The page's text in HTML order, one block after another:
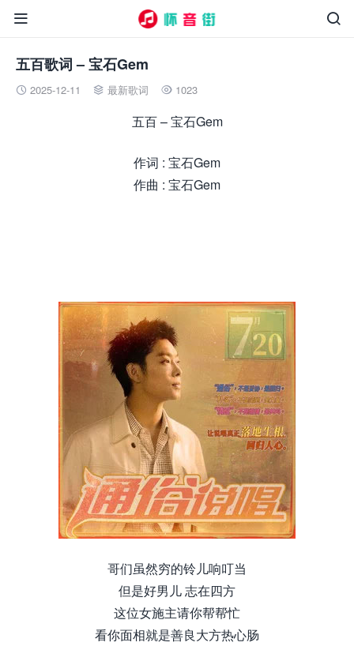


五百歌词 – 宝石Gem
 2025-12-11  最新歌词  1023
五百 – 宝石Gem
作词 : 宝石Gem
作曲 : 宝石Gem
哥们虽然穷的铃儿响叮当
但是好男儿 志在四方
这位女施主请你帮帮忙
看你面相就是善良大方热心肠